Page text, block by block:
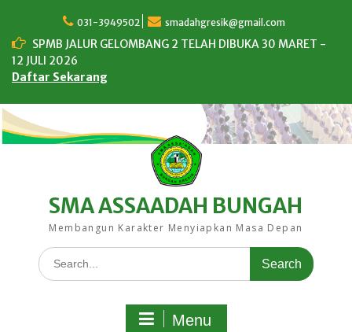
content
031-3949502 smadahgresik@gmail.com
SPMB JALUR GELOMBANG 2 TELAH DIBUKA 30 MARET -
12 JULI 2026
Daftar Sekarang
SMA ASSAADAH BUNGAH
Membangun Karakter Menyiapkan Masa Depan
Search
for:
Menu